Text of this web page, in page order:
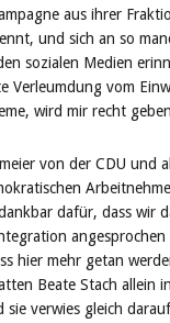
aus ihrer
und sich an so
sozialen Medien
Verleumdung vom
wird mir recht
von der CDU und
dafür, dass wir
angesprochen
hier mehr getan
Beate Stach allein
sie verwies gleich